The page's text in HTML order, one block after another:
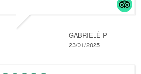
GABRIELĖ P
23/01/2025